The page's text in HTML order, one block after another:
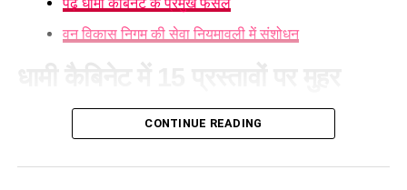
वन विकास निगम की सेवा नियमावली में संशोधन
आज हुई कैबिनेट की बैठक में 15 प्रस्तावों पर मुहर लगी है। कैबिनेट ने
गोपालन योजना में सामान्य वर्ग को भी शामिल करने का निर्णय लिया है।
CONTINUE READING